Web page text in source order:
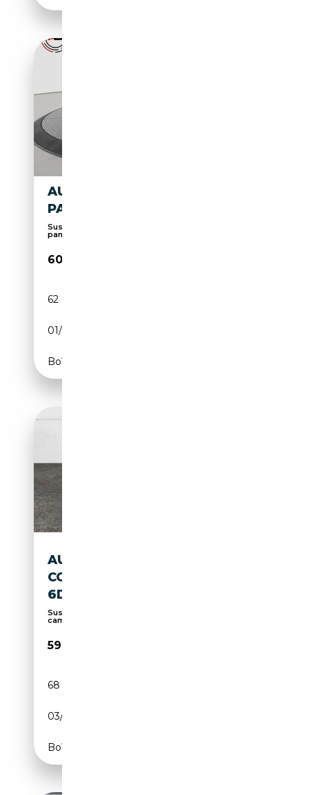
AUDI Q8 50TDI S-LINE MATRIX
PANO ACC 360°B&O 22" LUFT
Suspension pneumatique, 360° caméra, Toit
panorami...
60 980€
62 000 km
01/2023
Boîte automatique
AUDI Q8 50 3.0 TDI QUATTRO
COMPETITION PLUS (EURO
6D) TIP
Suspension pneumatique, Sièges sport, 360°
caméra,...
59 850€
68 637 km
03/2023
Boîte automatique